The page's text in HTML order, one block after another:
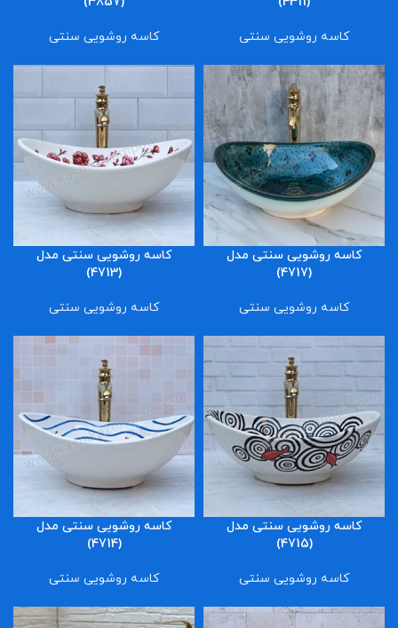
کاسه روشویی سنتی کاسه روشویی سنتی
کاسه روشویی سنتی مدل
(4717)
کاسه روشویی سنتی
کاسه روشویی سنتی مدل
(4713)
کاسه روشویی سنتی
کاسه روشویی سنتی مدل
(4715)
کاسه روشویی سنتی
کاسه روشویی سنتی مدل
(4714)
کاسه روشویی سنتی